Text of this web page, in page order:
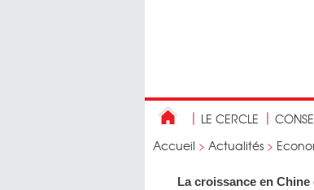
LE CERCLE
Accueil > Actualités >
La croissance en Chine